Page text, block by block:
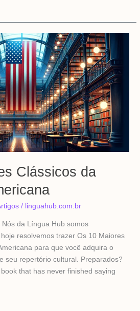
Clássicos da
/ linguahub.com.br
da Língua Hub somos
resolvemos trazer Os 10 Maiores
para que você adquira o
seu repertório cultural. Preparados?
that has never finished saying